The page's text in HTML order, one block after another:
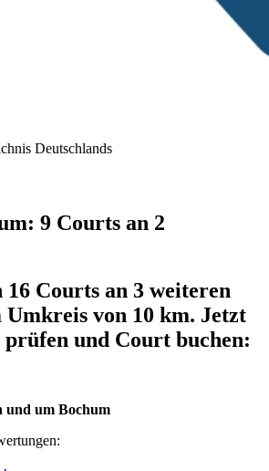
Deutschlands
9 Courts an 2
16 Courts an 3 weiteren
von 10 km. Jetzt
und Court buchen:
und um Bochum